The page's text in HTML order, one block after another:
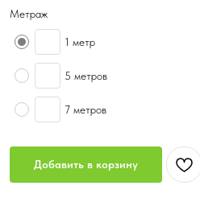
Метраж
1 метр
5 метров
7 метров
Добавить в корзину